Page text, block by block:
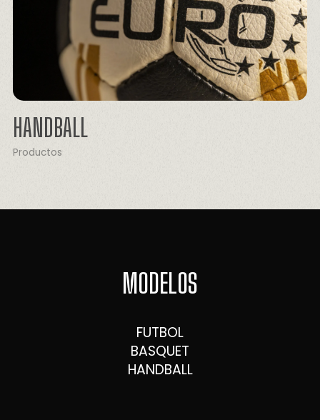
HANDBALL
Productos
MODELOS
FUTBOL
BASQUET
HANDBALL